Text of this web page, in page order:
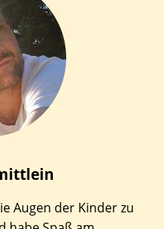
Augen der Kinder zu